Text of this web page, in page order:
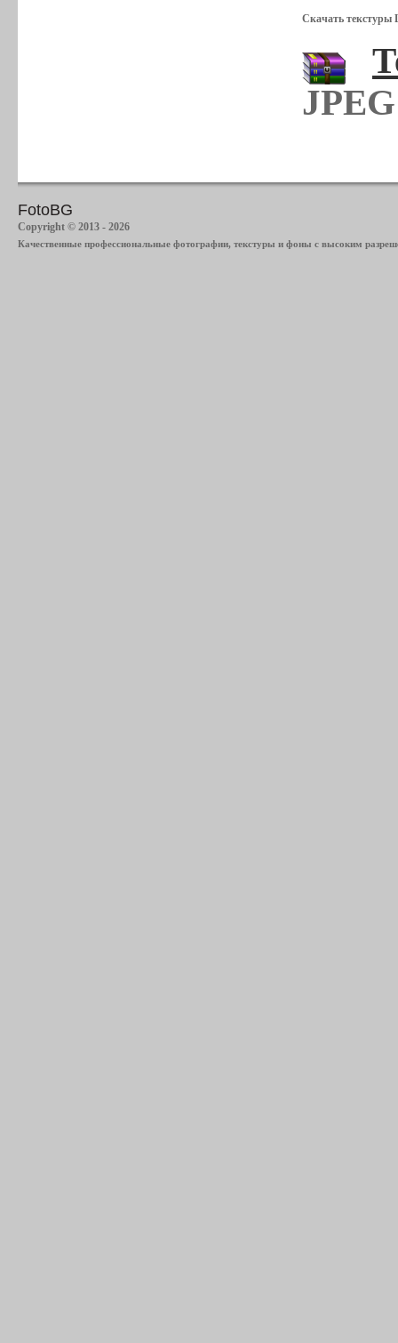
Скачать текстуры
FotoBG
Copyright © 2013 - 2026
Качественные профессиональные фотографии, текстуры и фоны с высоким